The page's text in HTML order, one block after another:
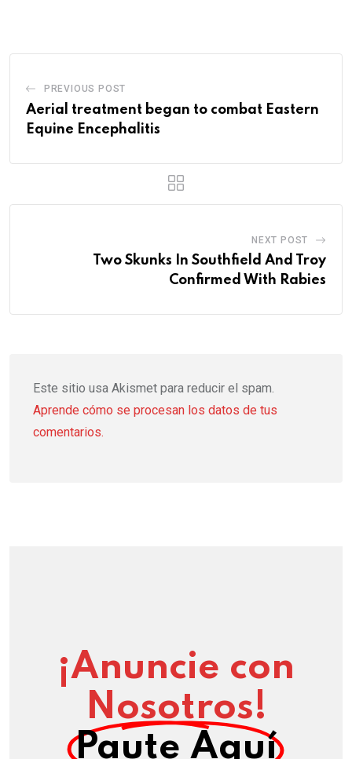
PREVIOUS POST
Aerial treatment began to combat Eastern
Equine Encephalitis
NEXT POST
Two Skunks In Southfield And Troy
Confirmed With Rabies
Este sitio usa Akismet para reducir el spam.
Aprende cómo se procesan los datos de tus
comentarios.
¡Anuncie con
Nosotros!
Paute Aquí